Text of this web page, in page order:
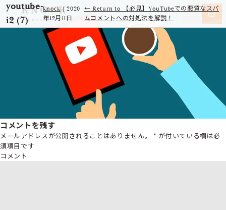
youtube-
i2 (7)
knock |2020
年12月11日
← Return to 【必見】YouTubeでの悪質なスパ
ムコメントへの対処法を解説！
コメントを残す
メールアドレスが公開されることはありません。 * が付いている欄は必
須項目です
コメント